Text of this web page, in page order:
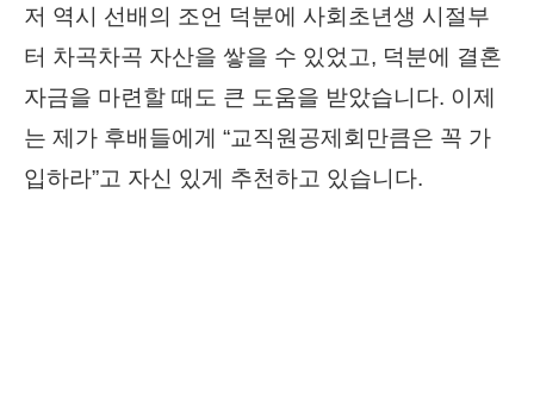
저 역시 선배의 조언 덕분에 사회초년생 시절부
터 차곡차곡 자산을 쌓을 수 있었고, 덕분에 결혼
자금을 마련할 때도 큰 도움을 받았습니다. 이제
는 제가 후배들에게 “교직원공제회만큼은 꼭 가
입하라”고 자신 있게 추천하고 있습니다.